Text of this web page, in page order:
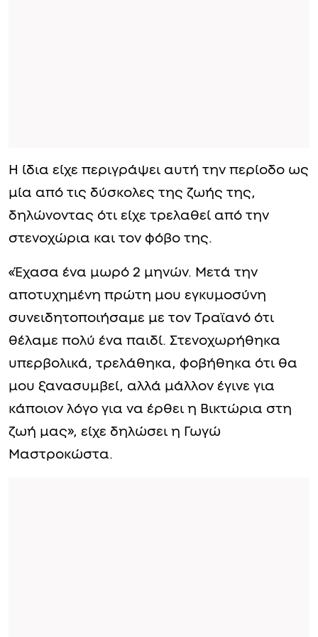
Η ίδια είχε περιγράψει αυτή την περίοδο ως
μία από τις δύσκολες της ζωής της,
δηλώνοντας ότι είχε τρελαθεί από την
στενοχώρια και τον φόβο της.
«Έχασα ένα μωρό 2 μηνών. Μετά την
αποτυχημένη πρώτη μου εγκυμοσύνη
συνειδητοποιήσαμε με τον Τραϊανό ότι
θέλαμε πολύ ένα παιδί. Στενοχωρήθηκα
υπερβολικά, τρελάθηκα, φοβήθηκα ότι θα
μου ξανασυμβεί, αλλά μάλλον έγινε για
κάποιον λόγο για να έρθει η Βικτώρια στη
ζωή μας», είχε δηλώσει η Γωγώ
Μαστροκώστα.